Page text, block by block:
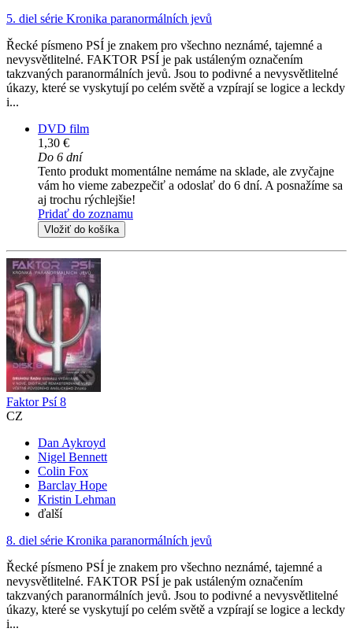
5. diel série Kronika paranormálních jevů
Řecké písmeno PSÍ je znakem pro všechno neznámé, tajemné a
nevysvětlitelné. FAKTOR PSÍ je pak ustáleným označením
takzvaných paranormálních jevů. Jsou to podivné a nevysvětlitelné
úkazy, které se vyskytují po celém světě a vzpírají se logice a leckdy
i...
DVD film
1,30 €
Do 6 dní
Tento produkt momentálne nemáme na sklade, ale zvyčajne
vám ho vieme zabezpečiť a odoslať do 6 dní. A posnažíme sa
aj trochu rýchlejšie!
Pridať do zoznamu
Vložiť do košíka
Faktor Psí 8
CZ
Dan Aykroyd
Nigel Bennett
Colin Fox
Barclay Hope
Kristin Lehman
ďalší
8. diel série Kronika paranormálních jevů
Řecké písmeno PSÍ je znakem pro všechno neznámé, tajemné a
nevysvětlitelné. FAKTOR PSÍ je pak ustáleným označením
takzvaných paranormálních jevů. Jsou to podivné a nevysvětlitelné
úkazy, které se vyskytují po celém světě a vzpírají se logice a leckdy
i...